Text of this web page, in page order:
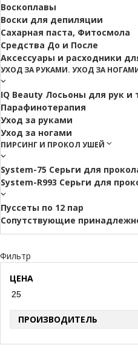
Воскоплавы
Воски для депиляции
Сахарная паста, Фитосмола
Средства До и После
Аксессуары и расходники
УХОД ЗА РУКАМИ. УХОД ЗА
IQ Beauty Лосьоны для рук и
Парафинотерапия
Уход за руками
Уход за ногами
ПИРСИНГ И ПРОКОЛ УШЕЙ
System-75 Серьги для
System-R993 Серьги для
Пуссеты по 12 пар
Cопутствующие
Фильтр
ЦЕНА
ПРОИЗВОДИТЕЛЬ